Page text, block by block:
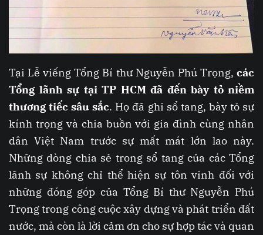
Tại Lễ viếng Tổng Bí thư Nguyễn Phú Trọng, các
Tổng lãnh sự tại TP HCM đã đến bày tỏ niềm
thương tiếc sâu sắc. Họ đã ghi sổ tang, bày tỏ sự
kính trọng và chia buồn với gia đình cùng nhân
dân Việt Nam trước sự mất mát lớn lao này.
Những dòng chia sẻ trong sổ tang của các Tổng
lãnh sự không chỉ thể hiện sự tôn vinh đối với
những đóng góp của Tổng Bí thư Nguyễn Phú
Trọng trong công cuộc xây dựng và phát triển đất
nước, mà còn là lời cảm ơn cho sự hợp tác và quan